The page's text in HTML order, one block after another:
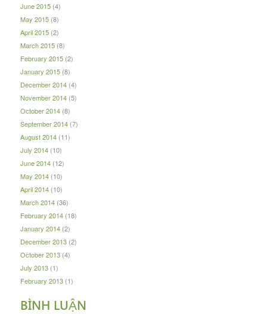
June 2015(4)
May 2015(8)
April 2015(2)
March 2015(8)
February 2015(2)
January 2015(8)
December 2014(4)
November 2014(5)
October 2014(8)
September 2014(7)
August 2014(11)
July 2014(10)
June 2014(12)
May 2014(10)
April 2014(10)
March 2014(36)
February 2014(18)
January 2014(2)
December 2013(2)
October 2013(4)
July 2013(1)
February 2013(1)
BÌNH LUẬN